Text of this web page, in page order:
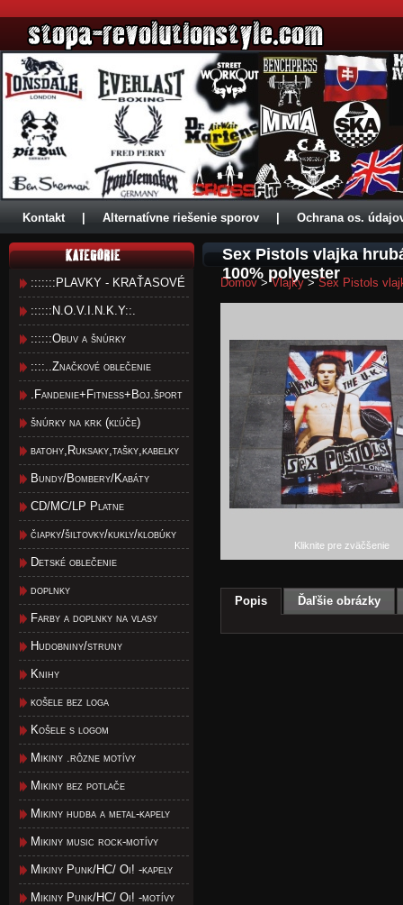
Kontakt Alternatívne riešenie sporov Ochrana os.
:::::::PLAVKY - KRAŤASOVÉ
::::::N.O.V.I.N.K.Y::.
::::::Obuv a šnúrky
::::..Značkové oblečenie
.Fandenie+Fitness+Boj.šport
šnúrky na krk (kľúče)
batohy,Ruksaky,tašky,kabelky
Bundy/Bombery/Kabáty
CD/MC/LP Platne
čiapky/šiltovky/kukly/klobúky
Detské oblečenie
doplnky
Farby a doplnky na vlasy
Hudobniny/struny
Knihy
košele bez loga
Košele s logom
Mikiny .rôzne motívy
Mikiny bez potlače
Mikiny hudba a metal-kapely
Mikiny music rock-motívy
Mikiny Punk/HC/ Oi! -kapely
Mikiny Punk/HC/ Oi! -motívy
Sex Pistols vlajka
100% polyester
Domov>Vlajky>Sex Pistols
Kliknite pre zväčšenie
Popis Ďaľšie obrázky